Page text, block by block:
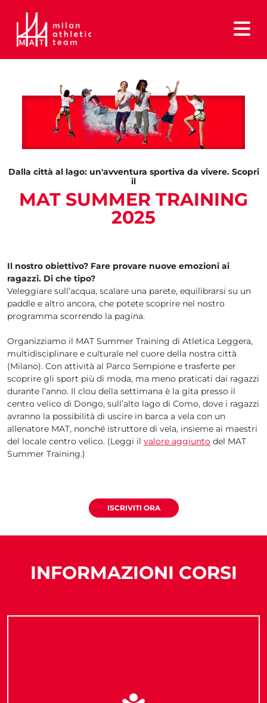
Dalla città al lago: un'avventura sportiva da vivere. Scopri
il
MAT SUMMER TRAINING
2025
Il nostro obiettivo? Fare provare nuove emozioni ai
ragazzi. Di che tipo?
Veleggiare sull’acqua, scalare una parete, equilibrarsi su un
paddle e altro ancora, che potete scoprire nel nostro
programma scorrendo la pagina.
Organizziamo il MAT Summer Training di Atletica Leggera,
multidisciplinare e culturale nel cuore della nostra città
(Milano). Con attività al Parco Sempione e trasferte per
scoprire gli sport più di moda, ma meno praticati dai ragazzi
durante l’anno. Il clou della settimana è la gita presso il
centro velico di Dongo, sull’alto lago di Como, dove i ragazzi
avranno la possibilità di uscire in barca a vela con un
allenatore MAT, nonché istruttore di vela, insieme ai maestri
del locale centro velico. (Leggi il valore aggiunto del MAT
Summer Training.)
ISCRIVITI ORA
INFORMAZIONI CORSI